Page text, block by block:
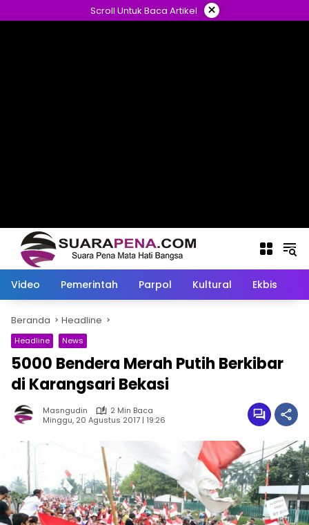
ke
Scroll Untuk Baca Artikel ×
Video Pemerintah Parpol Kultural Ekbis
Beranda Headline
Headline News
5000 Bendera Merah Putih Berkibar
di Karangsari Bekasi
Masngudin
2 Min Baca
Minggu, 20 Agustus 2017 | 19:26